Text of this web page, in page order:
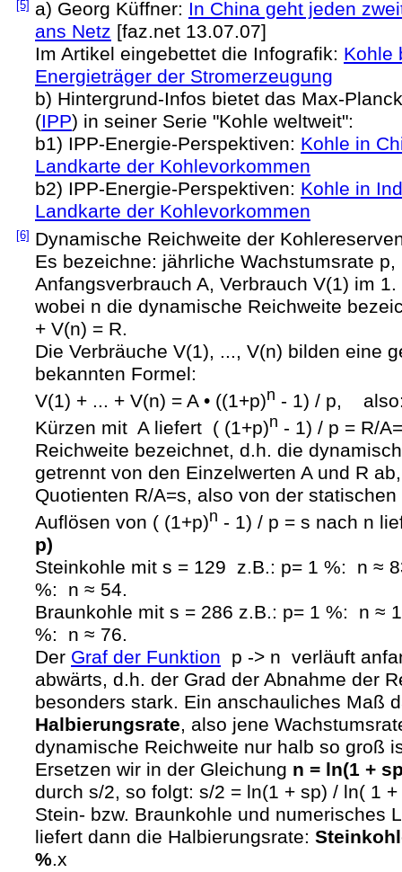
[5] a) Georg Küffner: In China geht jeden
ans Netz [faz.net 13.07.07]
Im Artikel eingebettet die Infografik: Kohle
Energieträger der Stromerzeugung
b) Hintergrund-Infos bietet das Max-
(IPP) in seiner Serie "Kohle weltweit":
b1) IPP-Energie-Perspektiven: Kohle in
Landkarte der Kohlevorkommen
b2) IPP-Energie-Perspektiven: Kohle in
Landkarte der Kohlevorkommen
[6] Dynamische Reichweite der
Es bezeichne: jährliche Wachstumsrate p,
Anfangsverbrauch A, Verbrauch V(1) im
wobei n die dynamische Reichweite
+ V(n) = R.
Die Verbräuche V(1), ..., V(n) bilden eine
bekannten Formel:
V(1) + ... + V(n) = A • ((1+p)n - 1) / p, also:
Kürzen mit A liefert ( (1+p)n - 1) / p = R/
Reichweite bezeichnet, d.h. die
getrennt von den Einzelwerten A und R
Quotienten R/A=s, also von der
Auflösen von ( (1+p)n - 1) / p = s nach n
p)
Steinkohle mit s = 129 z.B.: p= 1 %: n ≈
%: n ≈ 54.
Braunkohle mit s = 286 z.B.: p= 1 %: n ≈
%: n ≈ 76.
Der Graf der Funktion p -> n verläuft
abwärts, d.h. der Grad der Abnahme der
besonders stark. Ein anschauliches Maß
Halbierungsrate, also jene
dynamische Reichweite nur halb so groß
Ersetzen wir in der Gleichung n = ln(1 +
durch s/2, so folgt: s/2 = ln(1 + sp) / ln( 1
Stein- bzw. Braunkohle und numerisches
liefert dann die Halbierungsrate:
%.x